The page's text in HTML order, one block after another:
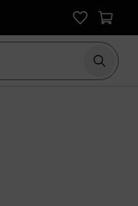
Suche